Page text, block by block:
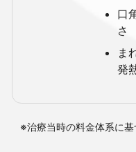
口
さ
ま
発
※治療当時の料金体系に